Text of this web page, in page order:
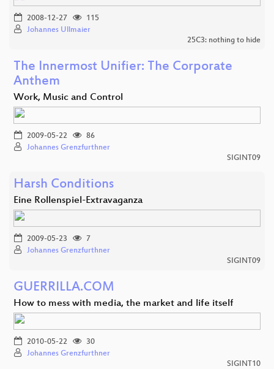
2008-12-27
115
Johannes Ullmaier
25C3: nothing to hide
The Innermost Unifier: The Corporate
Anthem
Work, Music and Control
2009-05-22
86
Johannes Grenzfurthner
SIGINT09
Harsh Conditions
Eine Rollenspiel-Extravaganza
2009-05-23
7
Johannes Grenzfurthner
SIGINT09
GUERRILLA.COM
How to mess with media, the market and life itself
2010-05-22
30
Johannes Grenzfurthner
SIGINT10